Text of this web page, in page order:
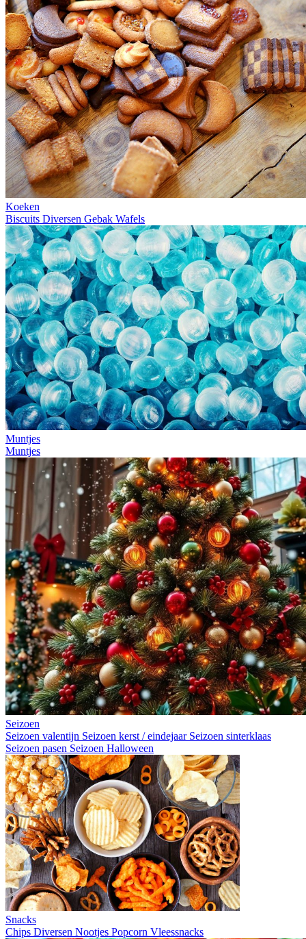
Koeken
Biscuits Diversen Gebak Wafels
Muntjes
Muntjes
Seizoen
Seizoen valentijn Seizoen kerst / eindejaar Seizoen sinterklaas
Seizoen pasen Seizoen Halloween
Snacks
Chips Diversen Nootjes Popcorn Vleessnacks